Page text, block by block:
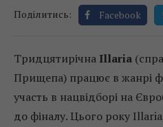
Поділитись: Facebook
Тридцятирічна Illaria
Прищепа) працює в жанрі
участь в нацвідборі на
до фіналу. Цього року